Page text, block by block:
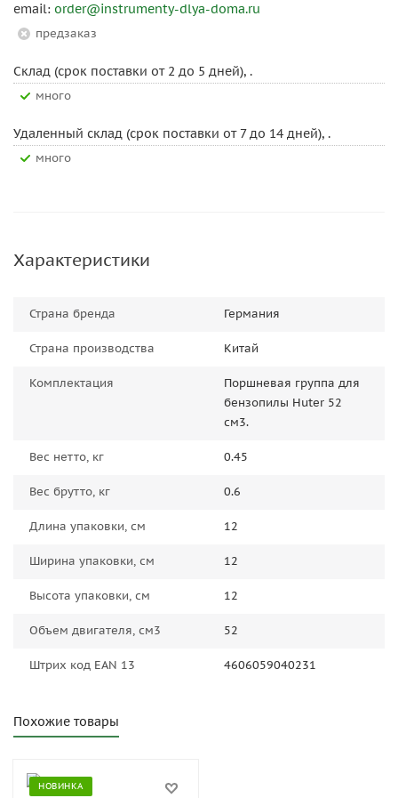
email: order@instrumenty-dlya-doma.ru
Предзаказ
Склад (срок поставки от 2 до 5 дней), .
Много
Удаленный склад (срок поставки от 7 до 14 дней), .
Много
Характеристики
Страна бренда Германия
Страна производства Китай
Комплектация
Поршневая группа для
бензопилы Huter 52
см3.
Вес нетто, кг 0.45
Вес брутто, кг 0.6
Длина упаковки, см 12
Ширина упаковки, см 12
Высота упаковки, см 12
Объем двигателя, см3 52
Штрих код EAN 13 4606059040231
Похожие товары
НОВИНКА